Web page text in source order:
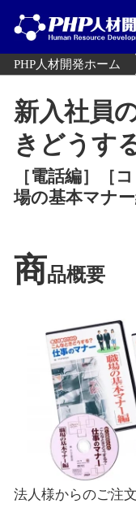
PHP人材開発ホーム
新入社員
きどうす
［電話編］［
場の基本マナー
商品概要
法人様からのご注